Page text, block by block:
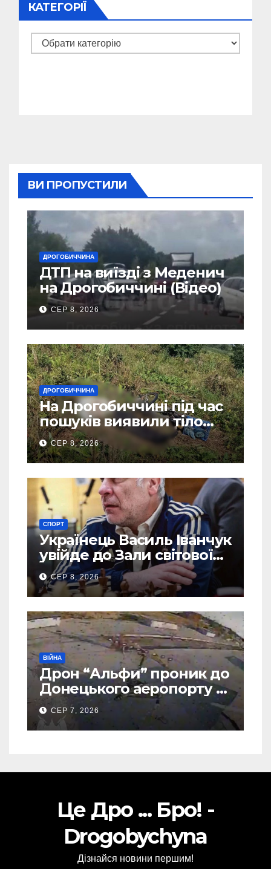
КАТЕГОРІЇ
Категорії
ВИ ПРОПУСТИЛИ
ДРОГОБИЧЧИНА
ДТП на виїзді з Меденич
на Дрогобиччині (Відео)
СЕР 8, 2026
ДРОГОБИЧЧИНА
На Дрогобиччині під час
пошуків виявили тіло
зниклого чоловіка
СЕР 8, 2026
СПОРТ
Українець Василь Іванчук
увійде до Зали світової
шахової слави
СЕР 8, 2026
ВІЙНА
Дрон “Альфи” проник до
Донецького аеропорту та
спалив “Шахед” ще до
запуску
СЕР 7, 2026
Це Дро ... Бро! -
Drogobychyna
Дізнайся новини першим!